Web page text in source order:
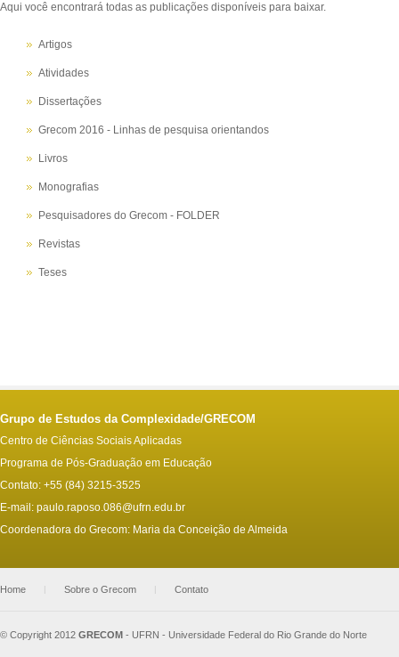
Aqui você encontrará todas as publicações disponíveis para baixar.
Artigos
Atividades
Dissertações
Grecom 2016 - Linhas de pesquisa orientandos
Livros
Monografias
Pesquisadores do Grecom - FOLDER
Revistas
Teses
Grupo de Estudos da Complexidade/GRECOM
Centro de Ciências Sociais Aplicadas
Programa de Pós-Graduação em Educação
Contato: +55 (84) 3215-3525
E-mail: paulo.raposo.086@ufrn.edu.br
Coordenadora do Grecom: Maria da Conceição de Almeida
Home | Sobre o Grecom | Contato
© Copyright 2012 GRECOM - UFRN - Universidade Federal do Rio Grande do Norte